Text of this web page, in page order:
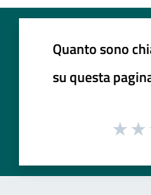
Quanto sono
su questa